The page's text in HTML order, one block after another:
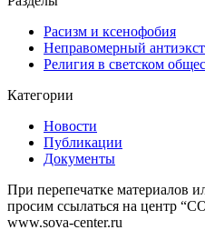
Расизм и ксенофобия
Неправомерный
Религия в светском
Категории
Новости
Публикации
Документы
При перепечатке материалов
просим ссылаться на центр
www.sova-center.ru